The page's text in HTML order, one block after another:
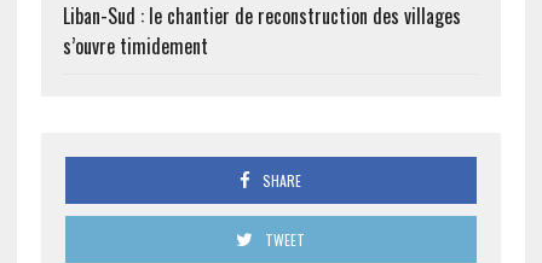
Liban-Sud : le chantier de reconstruction des villages
s’ouvre timidement
SHARE
TWEET